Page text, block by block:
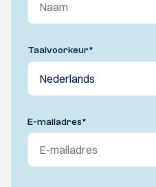
Taalvoorkeur*
E-mailadres*